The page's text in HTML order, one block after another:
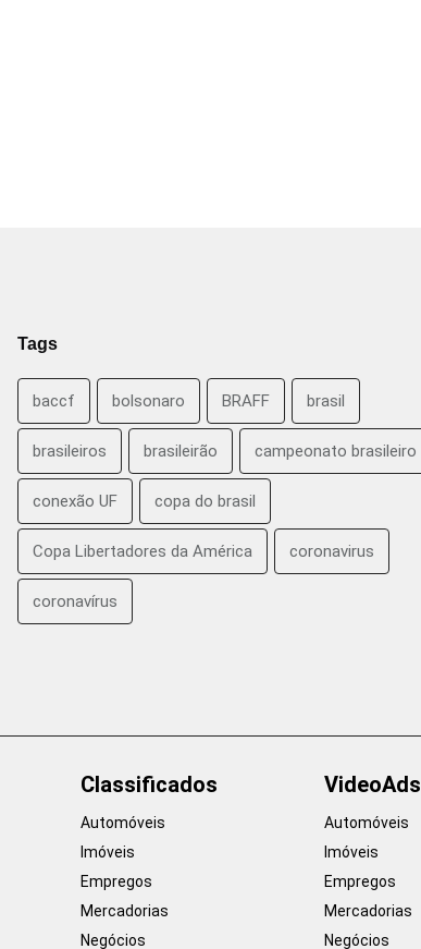
Tags
baccf bolsonaro BRAFF brasil
brasileiros brasileirão campeonato brasileiro
conexão UF copa do brasil
Copa Libertadores da América coronavirus
coronavírus
Classificados
Automóveis
Imóveis
Empregos
Mercadorias
Negócios
VideoAds
Automóveis
Imóveis
Empregos
Mercadorias
Negócios